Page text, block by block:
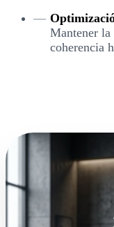
Mantener la
coherencia